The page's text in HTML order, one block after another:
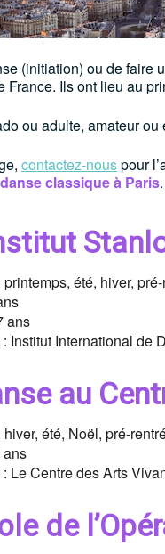
(initiation) ou de
Ils ont lieu au
ou adulte, amateur
contactez-nouspour
classique à Paris.
été, hiver,
ans
Institut International de
au
été, Noël, pré-
ans
Le Centre des Arts
de